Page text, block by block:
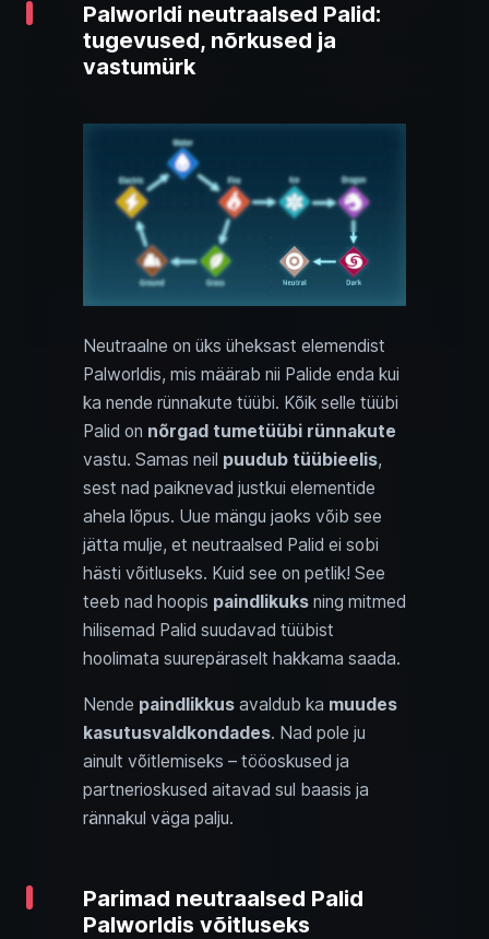
Palworldi neutraalsed Palid:
tugevused, nõrkused ja
vastumürk
Neutraalne on üks üheksast elemendist
Palworldis, mis määrab nii Palide enda kui
ka nende rünnakute tüübi. Kõik selle tüübi
Palid on nõrgad tumetüübi rünnakute
vastu. Samas neil puudub tüübieelis,
sest nad paiknevad justkui elementide
ahela lõpus. Uue mängu jaoks võib see
jätta mulje, et neutraalsed Palid ei sobi
hästi võitluseks. Kuid see on petlik! See
teeb nad hoopis paindlikuks ning mitmed
hilisemad Palid suudavad tüübist
hoolimata suurepäraselt hakkama saada.
Nende paindlikkus avaldub ka muudes
kasutusvaldkondades. Nad pole ju
ainult võitlemiseks – tööoskused ja
partnerioskused aitavad sul baasis ja
rännakul väga palju.
Parimad neutraalsed Palid
Palworldis võitluseks